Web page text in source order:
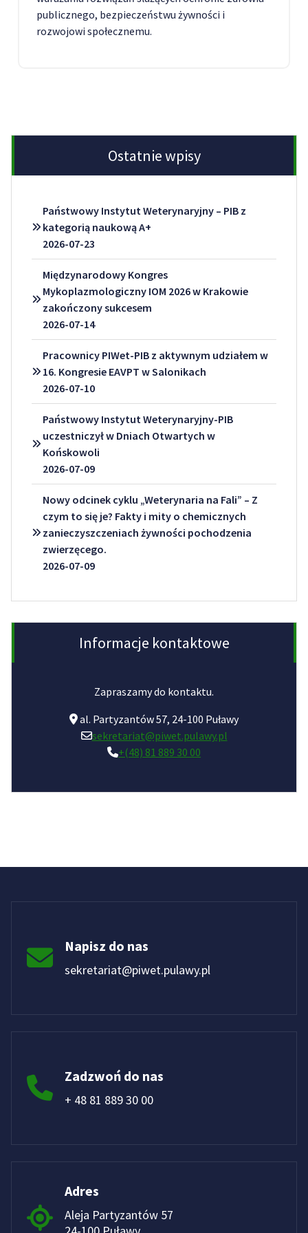
publicznego, bezpieczeństwu żywności i
rozwojowi społecznemu.
Ostatnie wpisy
Państwowy Instytut Weterynaryjny – PIB z
kategorią naukową A+
2026-07-23
Międzynarodowy Kongres
Mykoplazmologiczny IOM 2026 w Krakowie
zakończony sukcesem
2026-07-14
Pracownicy PIWet-PIB z aktywnym udziałem w
16. Kongresie EAVPT w Salonikach
2026-07-10
Państwowy Instytut Weterynaryjny-PIB
uczestniczył w Dniach Otwartych w
Końskowoli
2026-07-09
Nowy odcinek cyklu „Weterynaria na Fali” – Z
czym to się je? Fakty i mity o chemicznych
zanieczyszczeniach żywności pochodzenia
zwierzęcego.
2026-07-09
Informacje kontaktowe
Zapraszamy do kontaktu.
al. Partyzantów 57, 24-100 Puławy
sekretariat@piwet.pulawy.pl
+(48) 81 889 30 00
Napisz do nas
sekretariat@piwet.pulawy.pl
Zadzwoń do nas
+ 48 81 889 30 00
Adres
Aleja Partyzantów 57